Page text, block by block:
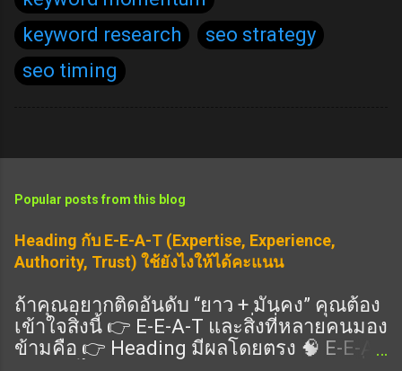
keyword research
seo strategy
seo timing
Popular posts from this blog
Heading กับ E-E-A-T (Expertise, Experience,
Authority, Trust) ใช้ยังไงให้ได้คะแนน
ถ้าคุณอยากติดอันดับ “ยาว + มั่นคง” คุณต้อง
เข้าใจสิ่งนี้ 👉 E-E-A-T และสิ่งที่หลายคนมอง
ข้ามคือ 👉 Heading มีผลโดยตรง 🧠 E-E-A-